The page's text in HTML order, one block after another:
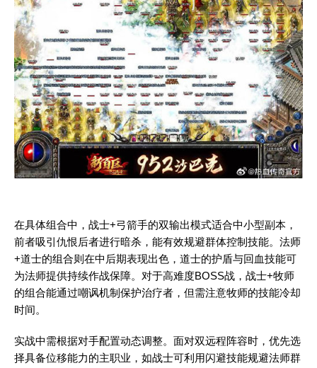
在具体组合中，战士+弓箭手的双输出模式适合中小型副本，
前者吸引仇恨后者进行暗杀，能有效规避群体控制技能。法师
+道士的组合则在中后期表现出色，道士的护盾与回血技能可
为法师提供持续作战保障。对于高难度BOSS战，战士+牧师
的组合能通过嘲讽机制保护治疗者，但需注意牧师的技能冷却
时间。
实战中需根据对手配置动态调整。面对双远程阵容时，优先选
择具备位移能力的主职业，如战士可利用闪避技能规避法师群